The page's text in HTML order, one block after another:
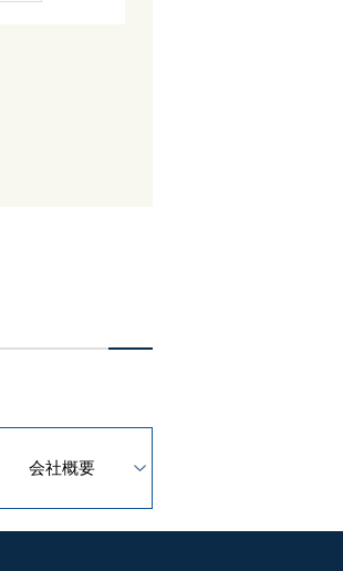
会社概要